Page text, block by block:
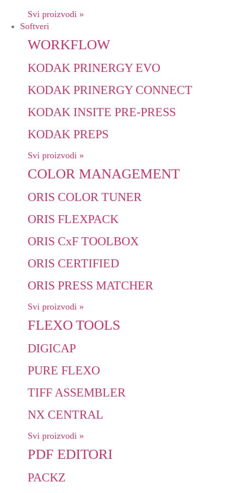
Svi proizvodi »
Softveri
WORKFLOW
KODAK PRINERGY EVO
KODAK PRINERGY CONNECT
KODAK INSITE PRE-PRESS
KODAK PREPS
Svi proizvodi »
COLOR MANAGEMENT
ORIS COLOR TUNER
ORIS FLEXPACK
ORIS CxF TOOLBOX
ORIS CERTIFIED
ORIS PRESS MATCHER
Svi proizvodi »
FLEXO TOOLS
DIGICAP
PURE FLEXO
TIFF ASSEMBLER
NX CENTRAL
Svi proizvodi »
PDF EDITORI
PACKZ